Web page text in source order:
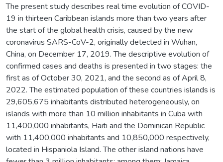
The present study describes real time evolution of COVID-
19 in thirteen Caribbean islands more than two years after
the start of the global health crisis, caused by the new
coronavirus SARS-CoV-2, originally detected in Wuhan,
China, on December 17, 2019. The descriptive evolution of
confirmed cases and deaths is presented in two stages: the
first as of October 30, 2021, and the second as of April 8,
2022. The estimated population of these countries islands is
29,605,675 inhabitants distributed heterogeneously, on
islands with more than 10 million inhabitants in Cuba with
11,400,000 inhabitants, Haiti and the Dominican Republic
with 11,400,000 inhabitants and 10,850,000 respectively,
located in Hispaniola Island. The other island nations have